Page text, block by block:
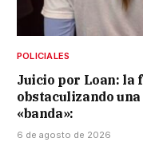
POLICIALES
Juicio por Loan: la
obstaculizando
«banda»:
6 de agosto de 2026